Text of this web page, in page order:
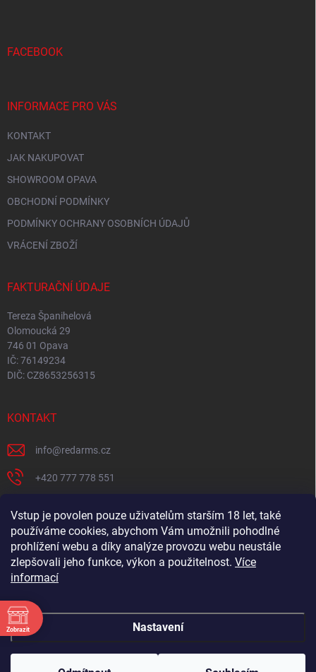
Vstup je povolen pouze uživatelům starším 18 let, také
používáme cookies, abychom Vám umožnili pohodlné
prohlížení webu a díky analýze provozu webu neustále
zlepšovali jeho funkce, výkon a použitelnost. Více
informací
Nastavení
Chcete navštívit můj showroom? Tak volej 📞 777 778
551 ideálně 2. dny předem, at nejsem na rozvozu. Chci se
FACEBOOK
INFORMACE PRO VÁS
KONTAKT
JAK NAKUPOVAT
SHOWROOM OPAVA
OBCHODNÍ PODMÍNKY
PODMÍNKY OCHRANY OSOBNÍCH ÚDAJŮ
VRÁCENÍ ZBOŽÍ
FAKTURAČNÍ ÚDAJE
Tereza Španihelová
Olomoucká 29
746 01 Opava
IČ: 76149234
DIČ: CZ8653256315
KONTAKT
info@redarms.cz
+420 777 778 551
redarms_cz/
YOUTUBE
Copyright 2026REDARMS.CZ. Všechna práva vyhrazena.Upravit nastavení
Zobrazit